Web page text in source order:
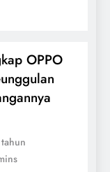
OPPO